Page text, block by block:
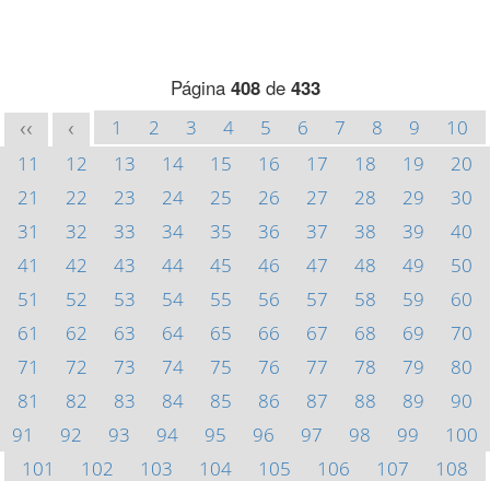
Página 408de 433
<< < 1 2 3 4 5 6 7 8 9
10
11
12 13 14 15 16 17 18 19
20
21
22 23 24 25 26 27 28 29
30
31
32 33 34 35 36 37 38 39
40
41
42 43 44 45 46 47 48 49
50
51
52 53 54 55 56 57 58 59
60
61
62 63 64 65 66 67 68 69
70
71
72 73 74 75 76 77 78 79
80
81
82 83 84 85 86 87 88 89
90
91
92 93 94 95 96 97 98 99
100
101
102 103 104 105 106 107
108